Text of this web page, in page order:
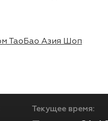
ТаоБао Азия Шоп
Текущее время: